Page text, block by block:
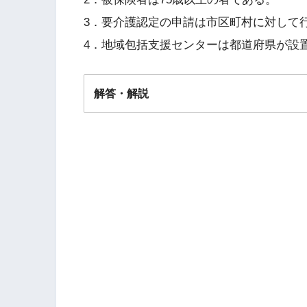
3．要介護認定の申請は市区町村に対して
4．地域包括支援センターは都道府県が設
解答・解説